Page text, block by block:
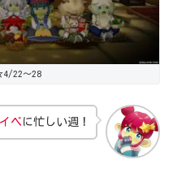
22～28
ベ に忙しい週！